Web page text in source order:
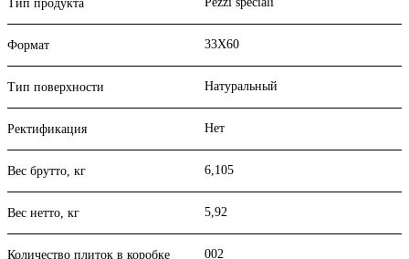
Тип продукта
Формат 33X60
Тип поверхности Натуральный
Ректификация Нет
Вес брутто, кг 6,105
Вес нетто, кг 5,92
Количество плиток в коробке 002